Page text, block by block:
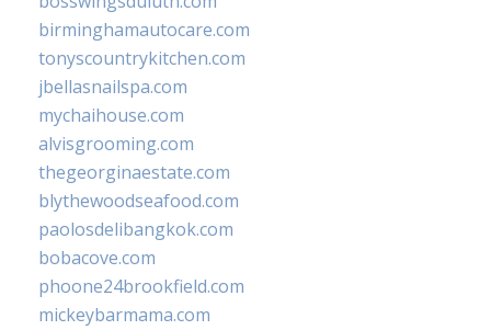
birminghamautocare.com
tonyscountrykitchen.com
jbellasnailspa.com
mychaihouse.com
alvisgrooming.com
thegeorginaestate.com
blythewoodseafood.com
paolosdelibangkok.com
bobacove.com
phoone24brookfield.com
mickeybarmama.com